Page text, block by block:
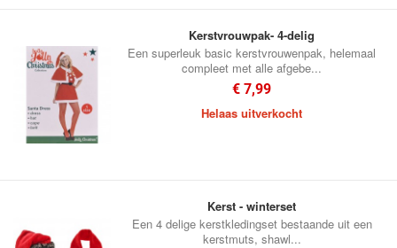
Kerstvrouwpak- 4-delig
Een superleuk basic kerstvrouwenpak, helemaal
compleet met alle afgebe...
€ 7,99
Helaas uitverkocht
Kerst - winterset
Een 4 delige kerstkledingset bestaande uit een
kerstmuts, shawl...